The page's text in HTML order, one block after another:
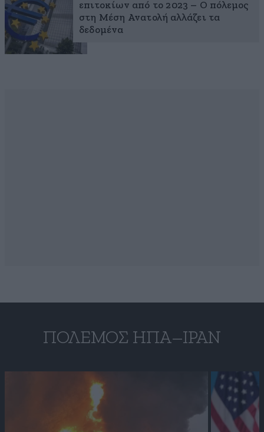
επιτοκίων από το 2023 – Ο πόλεμος
στη Μέση Ανατολή αλλάζει τα
δεδομένα
ΠΌΛΕΜΟΣ ΗΠΑ–ΙΡΆΝ